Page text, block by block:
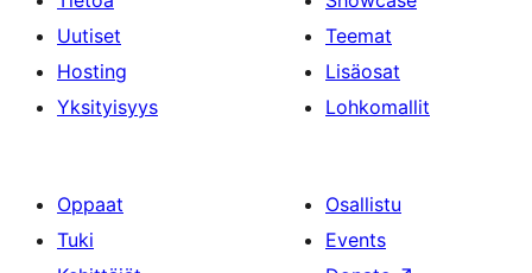
Uutiset
Hosting
Yksityisyys
Teemat
Lisäosat
Lohkomallit
Oppaat
Tuki
Osallistu
Events